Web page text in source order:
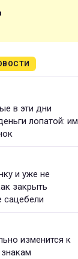
в эти дни
лопатой: им
и уже не
закрыть
сацебели
изменится к